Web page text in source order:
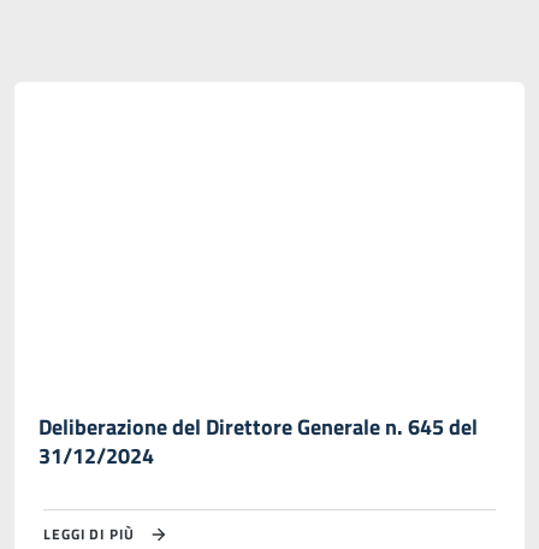
Deliberazione del Direttore Generale n. 645 del
31/12/2024
LEGGI DI PIÙ